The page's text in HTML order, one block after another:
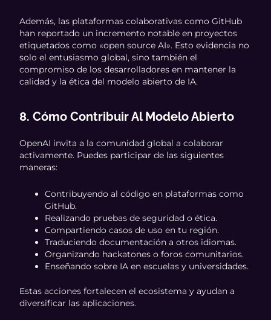
Además, las plataformas colaborativas como GitHub
han reportado un incremento notable en proyectos
etiquetados como «open source AI». Esto evidencia no
solo el entusiasmo global, sino también el
compromiso de los desarrolladores en mantener la
calidad y la ética del modelo abierto de IA.
8. Cómo Contribuir Al Modelo Abierto
OpenAI invita a la comunidad global a colaborar
activamente. Puedes participar de las siguientes
maneras:
Contribuyendo al código en plataformas como
GitHub.
Realizando pruebas de seguridad o ética.
Compartiendo casos de uso en tu región.
Traduciendo documentación a otros idiomas.
Organizando hackatones o foros comunitarios.
Enseñando sobre IA en escuelas y universidades.
Estas acciones fortalecen el ecosistema y ayudan a
diversificar las aplicaciones.